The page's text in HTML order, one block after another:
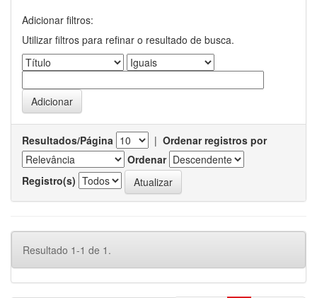
Adicionar filtros:
Utilizar filtros para refinar o resultado de busca.
Resultados/Página | Ordenar registros por
Ordenar
Registro(s)
Resultado 1-1 de 1.